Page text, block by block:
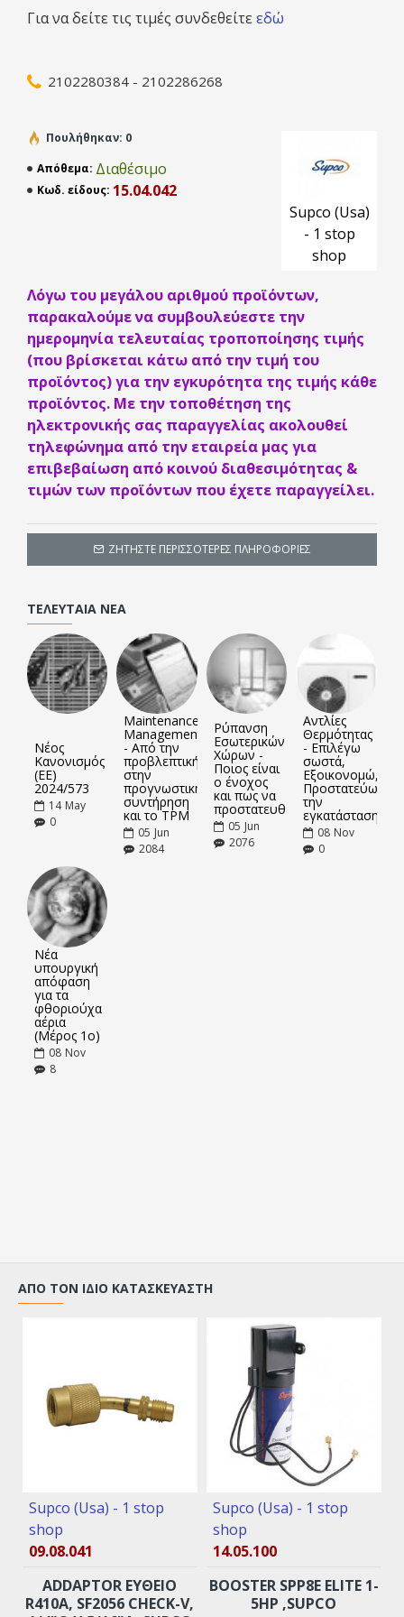
Χαρακτηριστικά / Πλεονεκτήματα
Μεταλλική θήκη
στην υγρασία σε επιρρεπείς περιβάλλοντα
Διαχωρισμός επαφής υψηλής ταχύτητας και
εξασφαλίζει μεγάλη διάρκεια ζωής επαφής
Τοποθέτηση Ανοιγμα
κλιππλαϊνου σωλήνα 60 °F
Για να δείτε τις τιμές συνδεθείτεεδώ
2102280384 - 2102286268
Απόθεμα: Διαθέσιμο
Κωδ. είδους: 15.04.042
Supco (Usa)
- 1 stop
shop
Πουλήθηκαν: 0
ΖΗΤΉΣΤΕ ΠΕΡΙΣΣΌΤΕΡΕΣ ΠΛΗΡΟΦΟΡΊΕΣ
Λόγω του μεγάλου αριθμού προϊόντων,
παρακαλούμε να συμβουλεύεστε την
ημερομηνία τελευταίας τροποποίησης τιμής
(που βρίσκεται κάτω από την τιμή του
προϊόντος) για την εγκυρότητα της τιμής κάθε
προϊόντος. Με την τοποθέτηση της
ηλεκτρονικής σας παραγγελίας ακολουθεί
τηλεφώνημα από την εταιρεία μας για
επιβεβαίωση από κοινού διαθεσιμότητας &
τιμών των προϊόντων που έχετε παραγγείλει.
ΤΕΛΕΥΤΑΊΑ ΝΈΑ
Νέος
Κανονισμός
(ΕΕ)
2024/573
14 May
0
Maintenance
Management
- Από την
προβλεπτική
στην
προγνωστική
συντήρηση
και το TPM
05 Jun
2084
Ρύπανση
Εσωτερικών
Χώρων -
Ποιος είναι
ο ένοχος
και πως να
προστατευθείτε
05 Jun
2076
Αντλίες
Θερμότητας
- Επιλέγω
σωστά,
Εξοικονομώ,
Προστατεύω
την
εγκατάσταση
08 Nov
0
Νέα
υπουργική
απόφαση
για τα
φθοριούχα
αέρια
(Μέρος 1ο)
08 Nov
8
ΑΠΌ ΤΟΝ ΊΔΙΟ ΚΑΤΑΣΚΕΥΑΣΤΉ
Supco (Usa) - 1 stop
shop
09.08.041
ADDAPTOR ΕΥΘΕΙΟ
R410A, SF2056 CHECK-V,
Supco (Usa) - 1 stop
shop
14.05.100
BOOSTER SPP8E ELITE 1-
5HP ,SUPCO